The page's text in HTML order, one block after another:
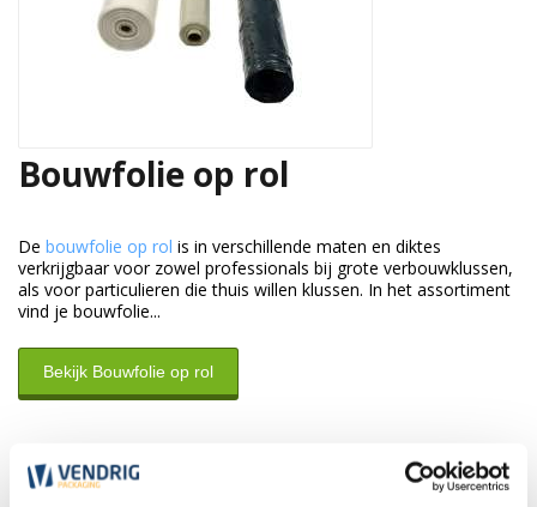
Bouwfolie op rol
De bouwfolie op rol is in verschillende maten en diktes
verkrijgbaar voor zowel professionals bij grote verbouwklussen,
als voor particulieren die thuis willen klussen. In het assortiment
vind je bouwfolie...
Bekijk Bouwfolie op rol
Klantenservice